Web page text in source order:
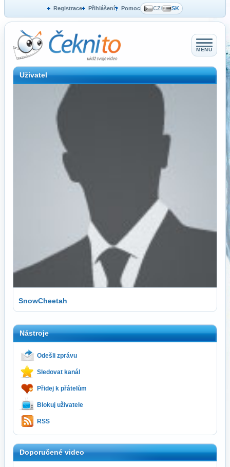
Registrace Přihlášení Pomoc CZ/ SK
MENU
Uživatel
SnowCheetah
Nástroje
Odešli zprávu
Sledovat kanál
Přidej k přátelům
Blokuj uživatele
RSS
Doporučené video